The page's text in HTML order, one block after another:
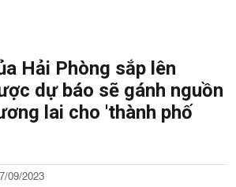
Hải Phòng sắp lên
dự báo sẽ gánh nguồn
lai cho 'thành phố
09/2023